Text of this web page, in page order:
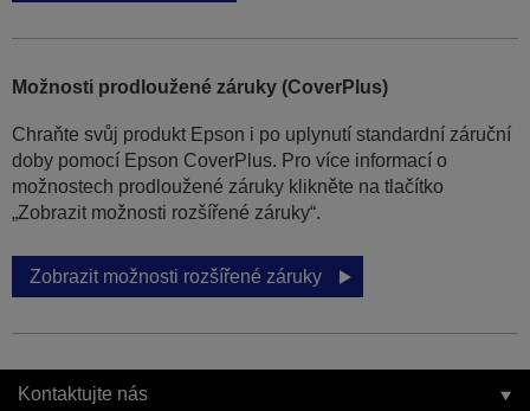
Možnosti prodloužené záruky (CoverPlus)
Chraňte svůj produkt Epson i po uplynutí standardní záruční
doby pomocí Epson CoverPlus. Pro více informací o
možnostech prodloužené záruky klikněte na tlačítko
„Zobrazit možnosti rozšířené záruky“.
Zobrazit možnosti rozšířené záruky
Kontaktujte nás